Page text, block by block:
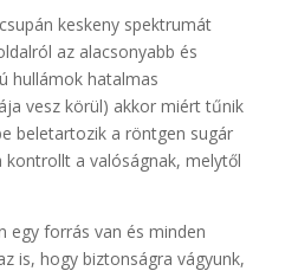
keskeny spektrumát
az alacsonyabb és
hullámok hatalmas
vesz körül) akkor miért tűnik
beletartozik a röntgen sugár
kontrollt a valóságnak, melytől
egy forrás van és minden
is, hogy biztonságra vágyunk,